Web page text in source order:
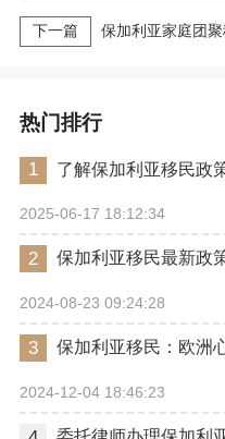
下一篇 保加利亚家庭团
热门排行
1 了解保加利亚移民政
2025-06-17 18:12:34
2
2024-08-23 09:24:28
3 保加利亚移民：欧洲
2024-12-04 18:46:23